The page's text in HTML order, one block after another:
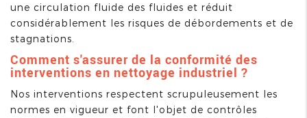
une circulation fluide des fluides et réduit
considérablement les risques de débordements et de
stagnations.
Comment s'assurer de la conformité des
interventions en nettoyage industriel ?
Nos interventions respectent scrupuleusement les
normes en vigueur et font l'objet de contrôles